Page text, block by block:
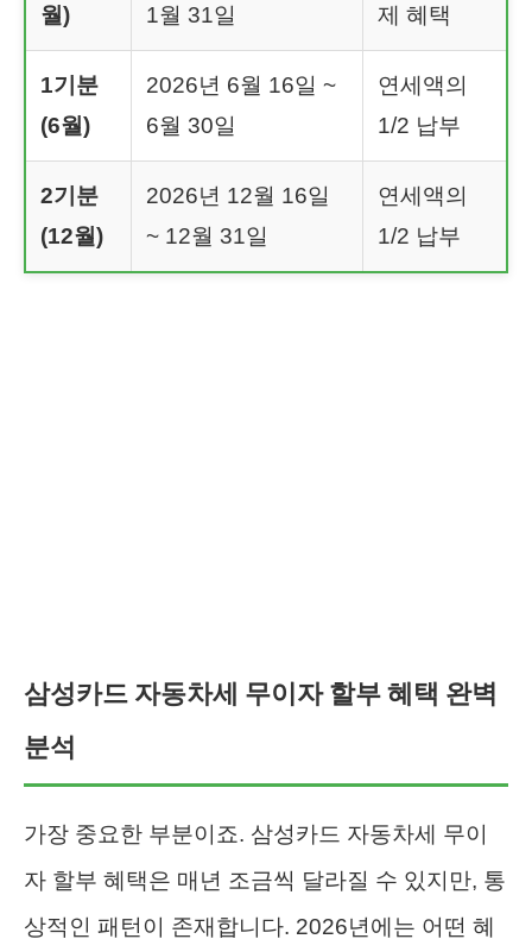
월)
1월 31일
제 혜택
1기분
(6월)
2026년 6월 16일 ~
6월 30일
연세액의
1/2 납부
2기분
(12월)
2026년 12월 16일
~ 12월 31일
연세액의
1/2 납부
삼성카드 자동차세 무이자 할부 혜택 완벽
분석
가장 중요한 부분이죠. 삼성카드 자동차세 무이
자 할부 혜택은 매년 조금씩 달라질 수 있지만, 통
상적인 패턴이 존재합니다. 2026년에는 어떤 혜